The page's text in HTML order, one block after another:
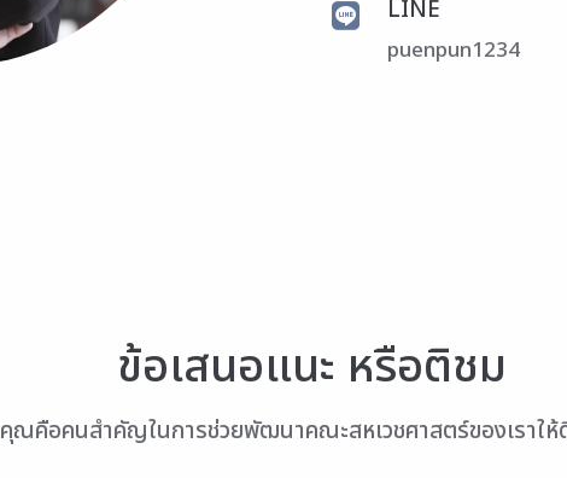
LINE
puenpun1234
ข้อเสนอแนะ หรือติชม
คุณคือคนสำคัญในการช่วยพัฒนาคณะสหเวชศาสตร์ของเราให้